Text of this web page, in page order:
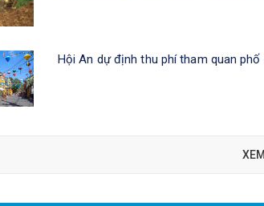
Hội An dự định thu phí tham quan